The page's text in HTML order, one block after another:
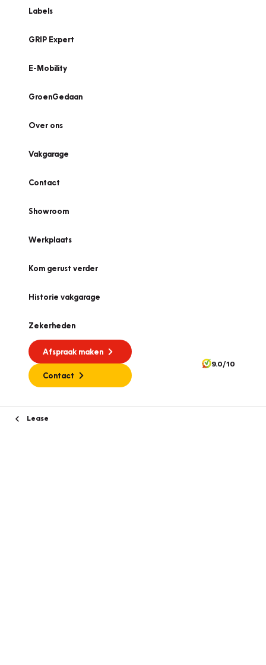
Labels
GRIP Expert
E-Mobility
GroenGedaan
Over ons
Vakgarage
Contact
Showroom
Werkplaats
Kom gerust verder
Historie vakgarage
Zekerheden
Afspraak maken
Contact
9.0/10
Lease